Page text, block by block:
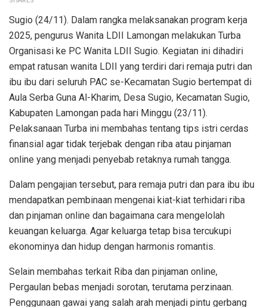
Sugio (24/11). Dalam rangka melaksanakan program kerja
2025, pengurus Wanita LDII Lamongan melakukan Turba
Organisasi ke PC Wanita LDII Sugio. Kegiatan ini dihadiri
empat ratusan wanita LDII yang terdiri dari remaja putri dan
ibu ibu dari seluruh PAC se-Kecamatan Sugio bertempat di
Aula Serba Guna Al-Kharim, Desa Sugio, Kecamatan Sugio,
Kabupaten Lamongan pada hari Minggu (23/11).
Pelaksanaan Turba ini membahas tentang tips istri cerdas
finansial agar tidak terjebak dengan riba atau pinjaman
online yang menjadi penyebab retaknya rumah tangga.
Dalam pengajian tersebut, para remaja putri dan para ibu ibu
mendapatkan pembinaan mengenai kiat-kiat terhidari riba
dan pinjaman online dan bagaimana cara mengelolah
keuangan keluarga. Agar keluarga tetap bisa tercukupi
ekonominya dan hidup dengan harmonis romantis.
Selain membahas terkait Riba dan pinjaman online,
Pergaulan bebas menjadi sorotan, terutama perzinaan.
Penggunaan gawai yang salah arah menjadi pintu gerbang